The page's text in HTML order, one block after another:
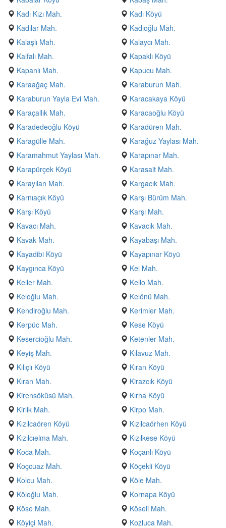
Kadı Kızı Mah.
Kadı Köyü
Kadılar Mah.
Kadıoğlu Mah.
Kalaşlı Mah.
Kalaycı Mah.
Kalfalı Mah.
Kapaklı Köyü
Kapanlı Mah.
Kapucu Mah.
Karaağaç Mah.
Karaburun Mah.
Karaburun Yayla Evi Mah.
Karacakaya Köyü
Karaçallık Mah.
Karacaoğlu Köyü
Karadedeoğlu Köyü
Karadüren Mah.
Karagülle Mah.
Karağuz Yaylası Mah.
Karamahmut Yaylası Mah.
Karapınar Mah.
Karapürçek Köyü
Karasait Mah.
Karayılan Mah.
Kargacık Mah.
Karnıaçık Köyü
Karşı Bürüm Mah.
Karşı Köyü
Karşı Mah.
Kavacı Mah.
Kavacık Mah.
Kavak Mah.
Kayabaşı Mah.
Kayadibi Köyü
Kayapınar Köyü
Kaygınca Köyü
Kel Mah.
Keller Mah.
Kello Mah.
Keloğlu Mah.
Kelönü Mah.
Kendiroğlu Mah.
Kerimler Mah.
Kerpüc Mah.
Kese Köyü
Kesercioğlu Mah.
Ketenler Mah.
Keyiş Mah.
Kılavuz Mah.
Kılıçlı Köyü
Kıran Köyü
Kıran Mah.
Kirazcık Köyü
Kirensöküsü Mah.
Kırha Köyü
Kirlik Mah.
Kirpo Mah.
Kızılcaören Köyü
Kızılcaörhen Köyü
Kızılcıelma Mah.
Kızılkese Köyü
Koca Mah.
Koçanlı Köyü
Koçcuaz Mah.
Köçekli Köyü
Kolcu Mah.
Köle Mah.
Köloğlu Mah.
Kornapa Köyü
Köse Mah.
Köseli Mah.
Köyiçi Mah.
Kozluca Mah.